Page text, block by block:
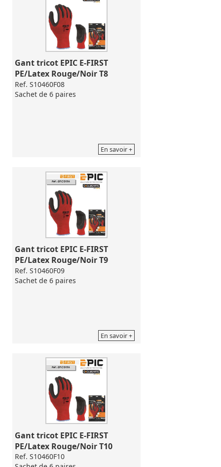
Gant tricot EPIC E-FIRST
PE/Latex Rouge/Noir T8
Ref. S10460F08
Sachet de 6 paires
En savoir +
Gant tricot EPIC E-FIRST
PE/Latex Rouge/Noir T9
Ref. S10460F09
Sachet de 6 paires
En savoir +
Gant tricot EPIC E-FIRST
PE/Latex Rouge/Noir T10
Ref. S10460F10